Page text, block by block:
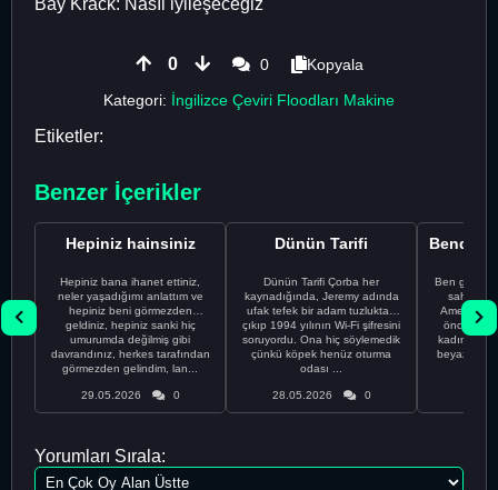
0 0
Kopyala
Kategori: İngilizce Çeviri Floodları Makine
Etiketler:
Benzer İçerikler
Hepiniz hainsiniz
Hepiniz bana ihanet ettiniz,
neler yaşadığımı anlattım ve
hepiniz beni görmezden
geldiniz, hepiniz sanki hiç
umurumda değilmiş gibi
davrandınız, herkes tarafından
görmezden gelindim, lan...
29.05.2026 0
Dünün Tarifi
Dünün Tarifi Çorba her
kaynadığında, Jeremy adında
ufak tefek bir adam tuzluktan
çıkıp 1994 yılının Wi-Fi şifresini
soruyordu. Ona hiç söylemedik
çünkü köpek henüz oturma
odası ...
28.05.2026 0
Ben gururlu
sahip
önce
kadınla
beyaz
Yorumları Sırala: